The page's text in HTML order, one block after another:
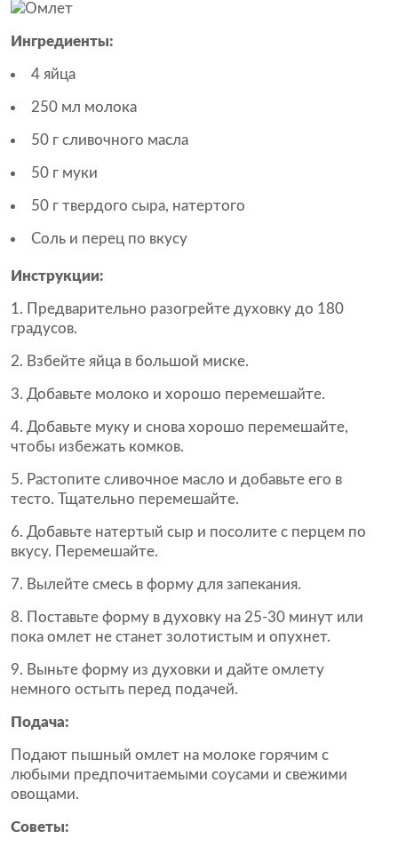
Ингредиенты:
4 яйца
250 мл молока
50 г сливочного масла
50 г муки
50 г твердого сыра, натертого
Соль и перец по вкусу
Инструкции:
Предварительно разогрейте духовку до 180
градусов.
Взбейте яйца в большой миске.
Добавьте молоко и хорошо перемешайте.
Добавьте муку и снова хорошо перемешайте,
чтобы избежать комков.
Растопите сливочное масло и добавьте его в
тесто. Тщательно перемешайте.
Добавьте натертый сыр и посолите с перцем по
вкусу. Перемешайте.
Вылейте смесь в форму для запекания.
Поставьте форму в духовку на 25-30 минут или
пока омлет не станет золотистым и опухнет.
Выньте форму из духовки и дайте омлету
немного остыть перед подачей.
Подача:
Подают пышный омлет на молоке горячим с
любыми предпочитаемыми соусами и свежими
овощами.
Советы: